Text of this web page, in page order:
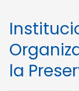
la